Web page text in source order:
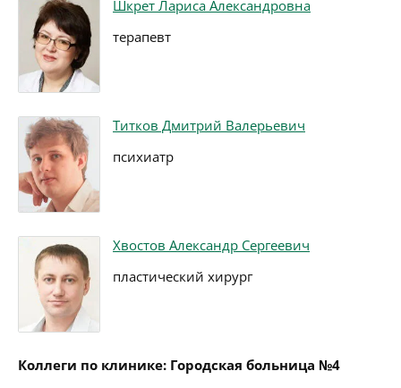
Шкрет Лариса Александровна
терапевт
Титков Дмитрий Валерьевич
психиатр
Хвостов Александр Сергеевич
пластический хирург
Коллеги по клинике: Городская больница №4